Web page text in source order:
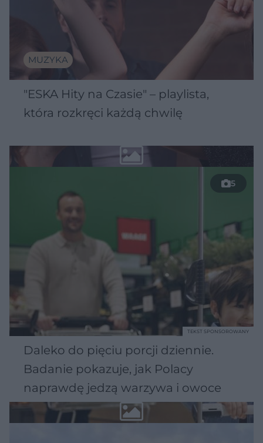
MUZYKA
"ESKA Hity na Czasie" – playlista,
która rozkręci każdą chwilę
5
Daleko do pięciu porcji dziennie.
Badanie pokazuje, jak Polacy
naprawdę jedzą warzywa i owoce
TEKST SPONSOROWANY